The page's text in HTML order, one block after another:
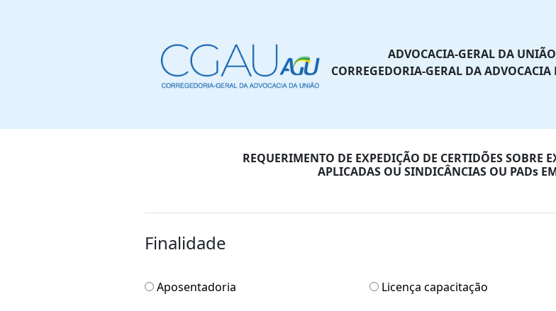
ADVOCACIA-GERAL DA UNIÃO
CORREGEDORIA-GERAL DA
REQUERIMENTO DE EXPEDIÇÃO DE CERTIDÕES SOBRE
APLICADAS OU SINDICÂNCIAS OU PADs
Finalidade
Aposentadoria Licença capacitação